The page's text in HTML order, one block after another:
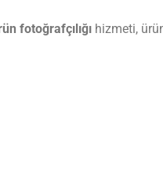
fotoğrafçılığı hizmeti,